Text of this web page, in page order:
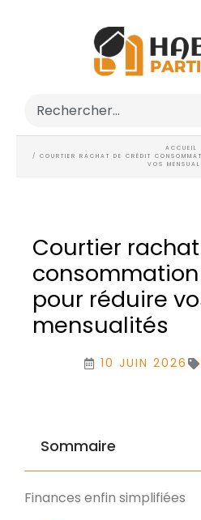
ACCUEIL
/ COURTIER RACHAT DE CRÉDIT
VOS
Courtier
pour réduire
mensualités
10 JUIN 2026
Sommaire
Finances enfin simplifiées